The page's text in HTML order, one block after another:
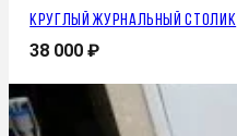
Круглый журнальный столик
38 000₽